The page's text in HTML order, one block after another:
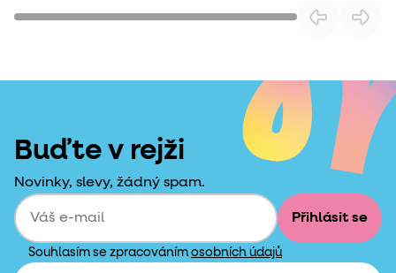
Buďte v rejži
Novinky, slevy, žádný spam.
Přihlásit se
Souhlasím se zpracováním osobních údajů